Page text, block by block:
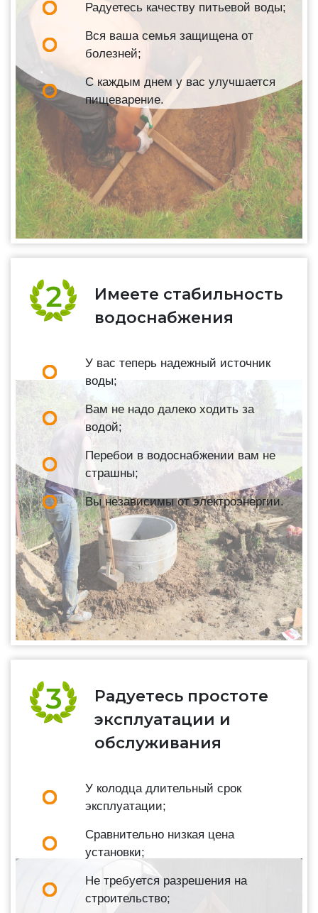
Радуетесь качеству питьевой воды;
Вся ваша семья защищена от
болезней;
С каждым днем у вас улучшается
пищеварение.
Имеете стабильность
водоснабжения
У вас теперь надежный источник
воды;
Вам не надо далеко ходить за
водой;
Перебои в водоснабжении вам не
страшны;
Вы независимы от электроэнергии.
Радуетесь простоте
эксплуатации и
обслуживания
У колодца длительный срок
эксплуатации;
Сравнительно низкая цена
установки;
Не требуется разрешения на
строительство;